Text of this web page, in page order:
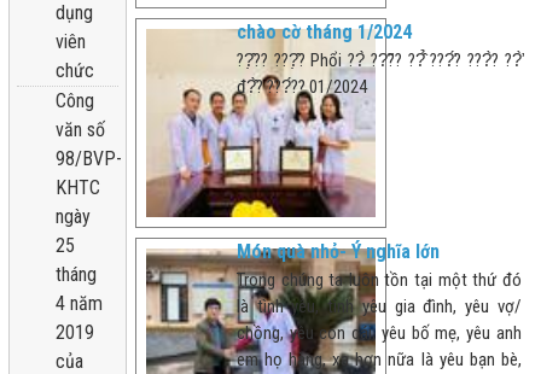
dụng
viên
chức
Công
văn số
98/BVP-
KHTC
ngày
25
tháng
4 năm
2019
của
chào cờ tháng 1/2024
??̣̂?? ???̣̂? Phổi ??̀ ??̃?? ??̂̉ ???̛́? ???̀? ??̛̀
đ?̂̀? ???́?? 01/2024
Món quà nhỏ- Ý nghĩa lớn
Trong chúng ta luôn tồn tại một thứ đó
là tình yêu, tình yêu gia đình, yêu vợ/
chồng, yêu con cái, yêu bố mẹ, yêu anh
em họ hàng, xa hơn nữa là yêu bạn bè,